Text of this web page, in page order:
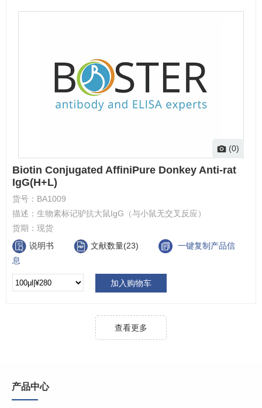
(0)
Biotin Conjugated AffiniPure Donkey Anti-rat
IgG(H+L)
货号： BA1009
描述： 生物素标记驴抗大鼠IgG（与小鼠无交叉反应）
货期： 现货
说明书
文献数量(23)
一键复制产品信
息
加入购物车
查看更多
产品中心